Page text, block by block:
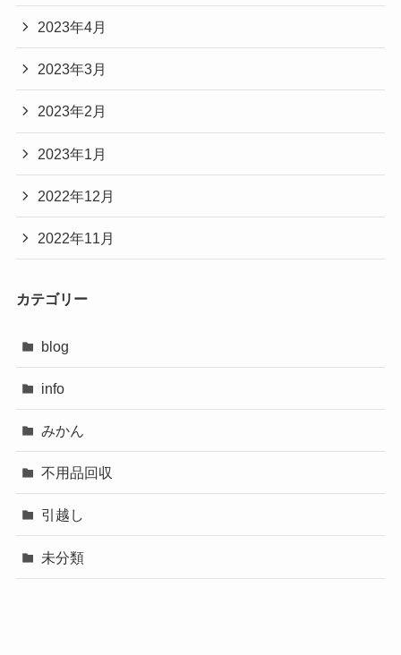
2023年4月
2023年3月
2023年2月
2023年1月
2022年12月
2022年11月
カテゴリー
blog
info
みかん
不用品回収
引越し
未分類